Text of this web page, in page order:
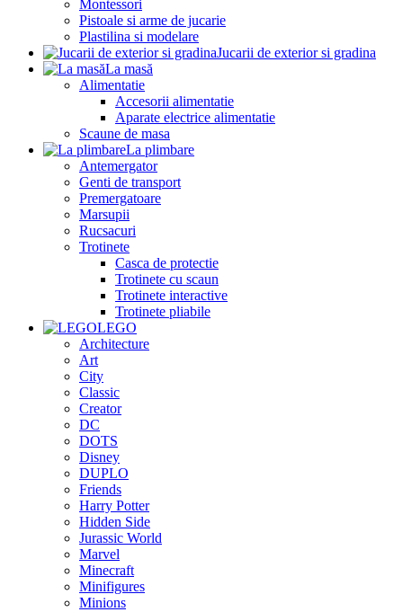
Montessori
Pistoale si arme de jucarie
Plastilina si modelare
Jucarii de exterior si gradina
La masă
Alimentatie
Accesorii alimentatie
Aparate electrice alimentatie
Scaune de masa
La plimbare
Antemergator
Genti de transport
Premergatoare
Marsupii
Rucsacuri
Trotinete
Casca de protectie
Trotinete cu scaun
Trotinete interactive
Trotinete pliabile
LEGO
Architecture
Art
City
Classic
Creator
DC
DOTS
Disney
DUPLO
Friends
Harry Potter
Hidden Side
Jurassic World
Marvel
Minecraft
Minifigures
Minions